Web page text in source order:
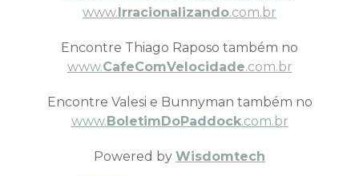
www.Irracionalizando.com.br
Encontre Thiago Raposo também no
www.CafeComVelocidade.com.br
Encontre Valesi e Bunnyman também no
www.BoletimDoPaddock.com.br
Powered by Wisdomtech